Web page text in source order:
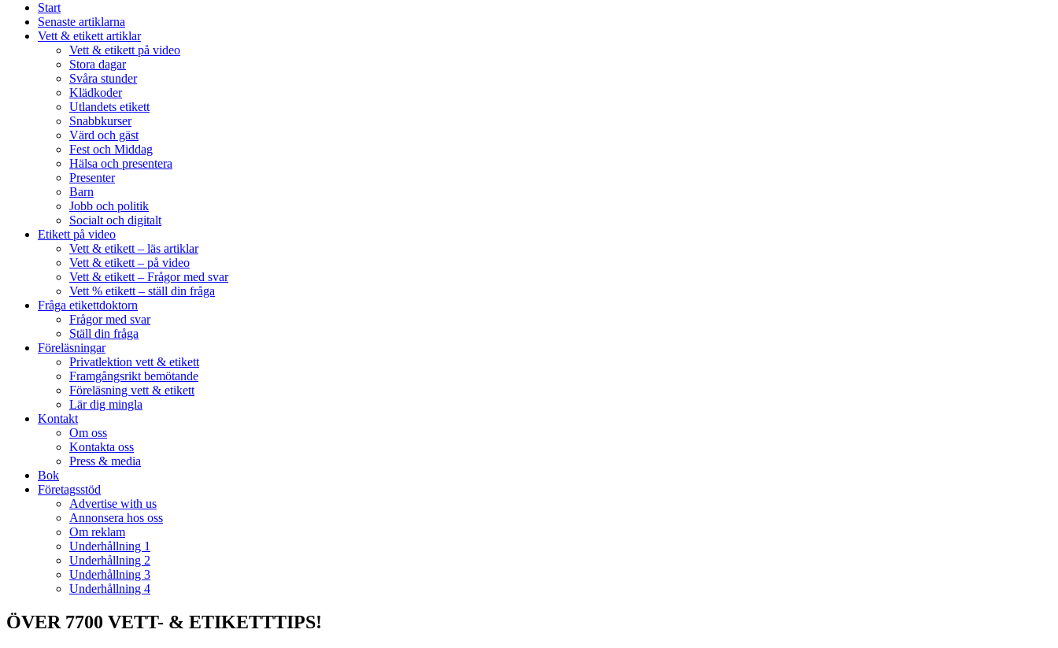
Start
Senaste artiklarna
Vett & etikett artiklar
Vett & etikett på video
Stora dagar
Svåra stunder
Klädkoder
Utlandets etikett
Snabbkurser
Värd och gäst
Fest och Middag
Hälsa och presentera
Presenter
Barn
Jobb och politik
Socialt och digitalt
Etikett på video
Vett & etikett – läs artiklar
Vett & etikett – på video
Vett & etikett – Frågor med svar
Vett % etikett – ställ din fråga
Fråga etikettdoktorn
Frågor med svar
Ställ din fråga
Föreläsningar
Privatlektion vett & etikett
Framgångsrikt bemötande
Föreläsning vett & etikett
Lär dig mingla
Kontakt
Om oss
Kontakta oss
Press & media
Bok
Företagsstöd
Advertise with us
Annonsera hos oss
Om reklam
Underhållning 1
Underhållning 2
Underhållning 3
Underhållning 4
ÖVER 7700 VETT- & ETIKETTTIPS!